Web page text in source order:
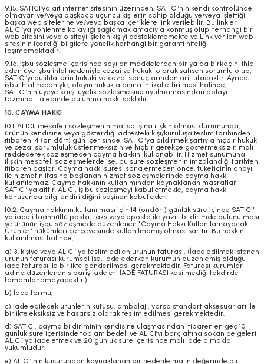
9.15. SATICI’ya ait internet sitesinin üzerinden, SATICI’nın kendi kontrolünde
olmayan ve/veya başkaca üçüncü kişilerin sahip olduğu ve/veya işlettiği
başka web sitelerine ve/veya başka içeriklere link verilebilir. Bu linkler
ALICI’ya yönlenme kolaylığı sağlamak amacıyla konmuş olup herhangi bir
web sitesini veya o siteyi işleten kişiyi desteklememekte ve Link verilen web
sitesinin içerdiği bilgilere yönelik herhangi bir garanti niteliği
taşımamaktadır.
9.16. İşbu sözleşme içerisinde sayılan maddelerden bir ya da birkaçını ihlal
eden üye işbu ihlal nedeniyle cezai ve hukuki olarak şahsen sorumlu olup,
SATICI’yı bu ihlallerin hukuki ve cezai sonuçlarından ari tutacaktır. Ayrıca;
işbu ihlal nedeniyle, olayın hukuk alanına intikal ettirilmesi halinde,
SATICI’nın üyeye karşı üyelik sözleşmesine uyulmamasından dolayı
tazminat talebinde bulunma hakkı saklıdır.
10. CAYMA HAKKI
10.1. ALICI; mesafeli sözleşmenin mal satışına ilişkin olması durumunda,
ürünün kendisine veya gösterdiği adresteki kişi/kuruluşa teslim tarihinden
itibaren 14 (on dört) gün içerisinde, SATICI’ya bildirmek şartıyla hiçbir hukuki
ve cezai sorumluluk üstlenmeksizin ve hiçbir gerekçe göstermeksizin malı
reddederek sözleşmeden cayma hakkını kullanabilir. Hizmet sunumuna
ilişkin mesafeli sözleşmelerde ise, bu süre sözleşmenin imzalandığı tarihten
itibaren başlar. Cayma hakkı süresi sona ermeden önce, tüketicinin onayı
ile hizmetin ifasına başlanan hizmet sözleşmelerinde cayma hakkı
kullanılamaz. Cayma hakkının kullanımından kaynaklanan masraflar
SATICI’ ya aittir. ALICI, iş bu sözleşmeyi kabul etmekle, cayma hakkı
konusunda bilgilendirildiğini peşinen kabul eder.
10.2. Cayma hakkının kullanılması için 14 (ondört) günlük süre içinde SATICI'
ya iadeli taahhütlü posta, faks veya eposta ile yazılı bildirimde bulunulması
ve ürünün işbu sözleşmede düzenlenen "Cayma Hakkı Kullanılamayacak
Ürünler" hükümleri çerçevesinde kullanılmamış olması şarttır. Bu hakkın
kullanılması halinde,
a) 3. kişiye veya ALICI’ ya teslim edilen ürünün faturası, (İade edilmek istenen
ürünün faturası kurumsal ise, iade ederken kurumun düzenlemiş olduğu
iade faturası ile birlikte gönderilmesi gerekmektedir. Faturası kurumlar
adına düzenlenen sipariş iadeleri İADE FATURASI kesilmediği takdirde
tamamlanamayacaktır.)
b) İade formu,
c) İade edilecek ürünlerin kutusu, ambalajı, varsa standart aksesuarları ile
birlikte eksiksiz ve hasarsız olarak teslim edilmesi gerekmektedir.
d) SATICI, cayma bildiriminin kendisine ulaşmasından itibaren en geç 10
günlük süre içerisinde toplam bedeli ve ALICI’yı borç altına sokan belgeleri
ALICI’ ya iade etmek ve 20 günlük süre içerisinde malı iade almakla
yükümlüdür.
e) ALICI’ nın kusurundan kaynaklanan bir nedenle malın değerinde bir